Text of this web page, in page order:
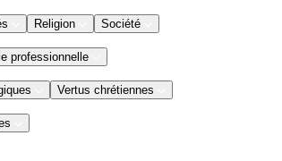
Religion Société
professionnelle
Vertus chrétiennes